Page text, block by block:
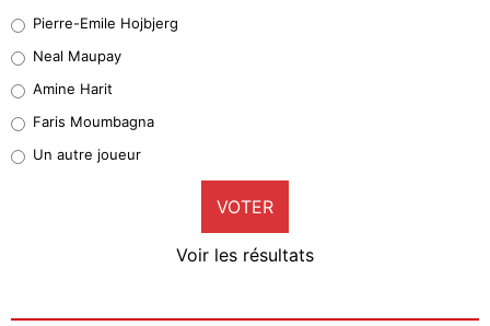
5%
1%
9%
Pierre-Emile Hojbjerg
Neal Maupay
Amine Harit
Faris Moumbagna
Un autre joueur
VOTER
Voir les résultats